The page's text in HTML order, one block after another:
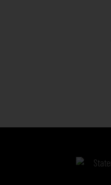
Sponsorer